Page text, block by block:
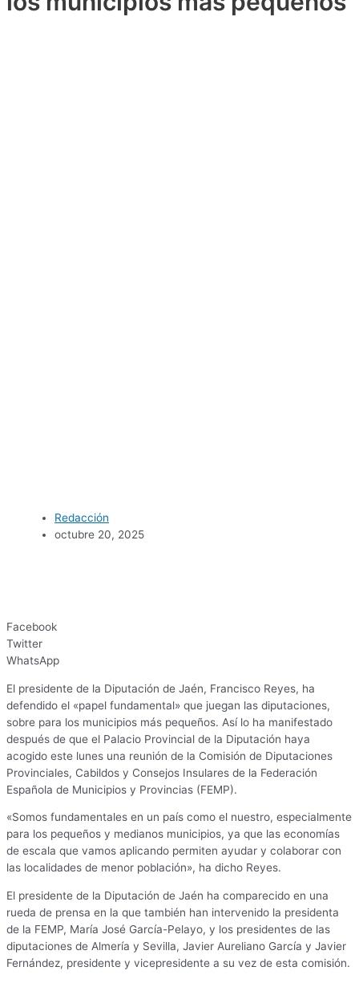
Redacción
octubre 20, 2025
Facebook
Twitter
WhatsApp
El presidente de la Diputación de Jaén, Francisco Reyes, ha
defendido el «papel fundamental» que juegan las diputaciones,
sobre para los municipios más pequeños. Así lo ha manifestado
después de que el Palacio Provincial de la Diputación haya
acogido este lunes una reunión de la Comisión de Diputaciones
Provinciales, Cabildos y Consejos Insulares de la Federación
Española de Municipios y Provincias (FEMP).
«Somos fundamentales en un país como el nuestro, especialmente
para los pequeños y medianos municipios, ya que las economías
de escala que vamos aplicando permiten ayudar y colaborar con
las localidades de menor población», ha dicho Reyes.
El presidente de la Diputación de Jaén ha comparecido en una
rueda de prensa en la que también han intervenido la presidenta
de la FEMP, María José García-Pelayo, y los presidentes de las
diputaciones de Almería y Sevilla, Javier Aureliano García y Javier
Fernández, presidente y vicepresidente a su vez de esta comisión.